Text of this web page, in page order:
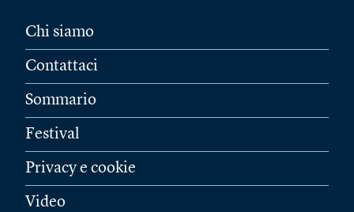
Chi siamo
Contattaci
Sommario
Festival
Privacy e cookie
Video